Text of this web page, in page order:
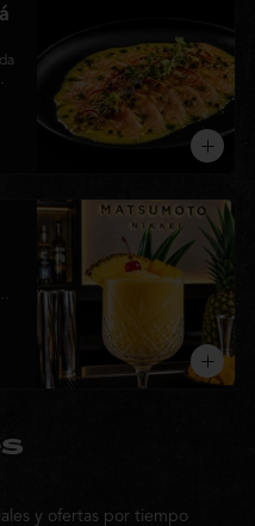
y ofertas por tiempo